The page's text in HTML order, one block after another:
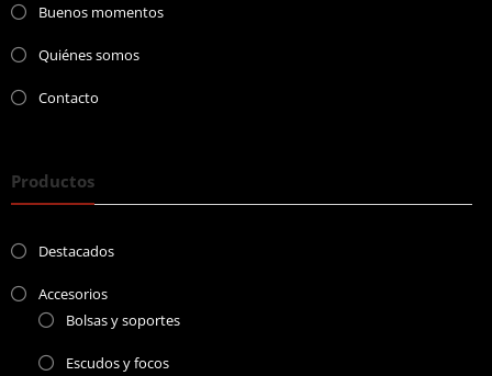
Buenos momentos
Quiénes somos
Contacto
Productos
Destacados
Accesorios
Bolsas y soportes
Escudos y focos